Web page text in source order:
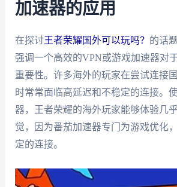
加速器的应用
在探讨王者荣耀国外可以玩吗？ 的话
强调一个高效的VPN或游戏加速器对
重要性。许多海外的玩家在尝试连接
时常常面临高延迟和不稳定的连接。
器，王者荣耀的海外玩家能够体验几
觉，因为番茄加速器专门为游戏优化
定的连接。